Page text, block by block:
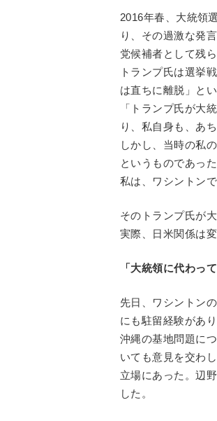
2016年春、大統領
り、その過激な発
党候補者として残
トランプ氏は選挙
は直ちに離脱」と
「トランプ氏が大
り、私自身も、あ
しかし、当時の私
というものであった
私は、ワシントン
そのトランプ氏が
実際、日米関係は
「大統領に代わっ
先日、ワシントン
にも駐留経験があ
沖縄の基地問題に
いても意見を交わ
立場にあった。辺
した。